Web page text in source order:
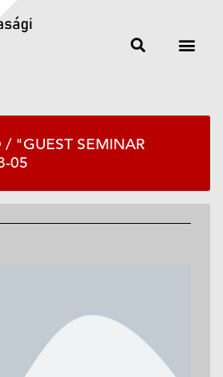
/ "GUEST SEMINAR
05